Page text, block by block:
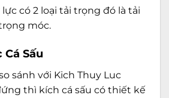
có 2 loại tải trọng đó là tải
móc.
Sấu
sánh với Kich Thuy Luc
thì kích cá sấu có thiết kế